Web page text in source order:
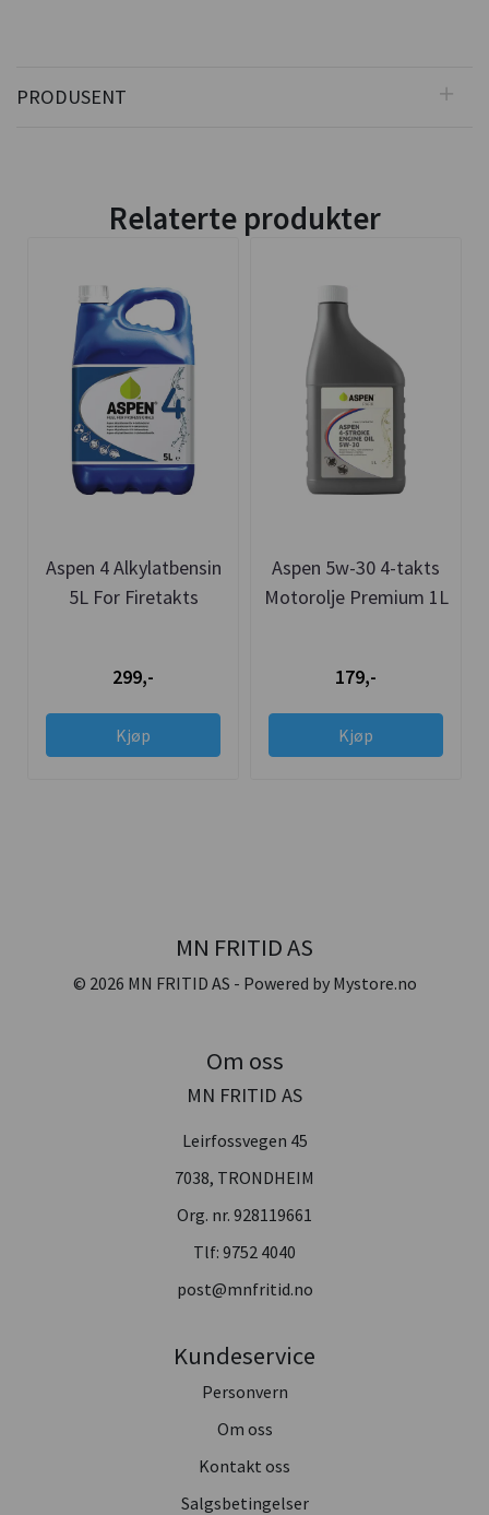
PRODUSENT
Relaterte produkter
Aspen 4 Alkylatbensin
5L For Firetakts
299,-
Kjøp
Aspen 5w-30 4-takts
Motorolje Premium 1L
179,-
Kjøp
MN FRITID AS
© 2026 MN FRITID AS - Powered by Mystore.no
Om oss
MN FRITID AS
Leirfossvegen 45
7038, TRONDHEIM
Org. nr. 928119661
Tlf: 9752 4040
post@mnfritid.no
Kundeservice
Personvern
Om oss
Kontakt oss
Salgsbetingelser